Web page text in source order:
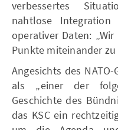
verbessertes
nahtlose Integration
operativer Daten:
Punkte miteinander zu
Angesichts des
als „einer der
Geschichte des
das KSC ein